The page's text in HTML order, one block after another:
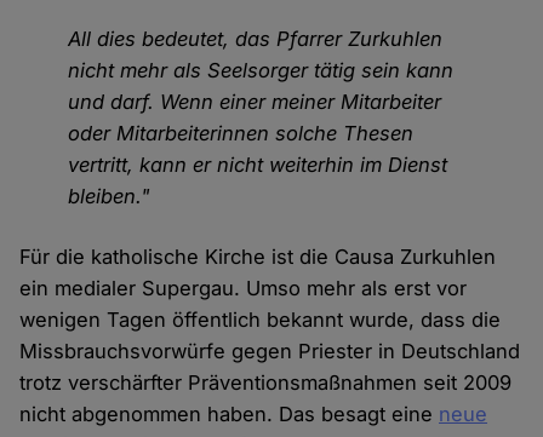
All dies bedeutet, das Pfarrer Zurkuhlen
nicht mehr als Seelsorger tätig sein kann
und darf. Wenn einer meiner Mitarbeiter
oder Mitarbeiterinnen solche Thesen
vertritt, kann er nicht weiterhin im Dienst
bleiben."
Für die katholische Kirche ist die Causa Zurkuhlen
ein medialer Supergau. Umso mehr als erst vor
wenigen Tagen öffentlich bekannt wurde, dass die
Missbrauchsvorwürfe gegen Priester in Deutschland
trotz verschärfter Präventionsmaßnahmen seit 2009
nicht abgenommen haben. Das besagt eine neue